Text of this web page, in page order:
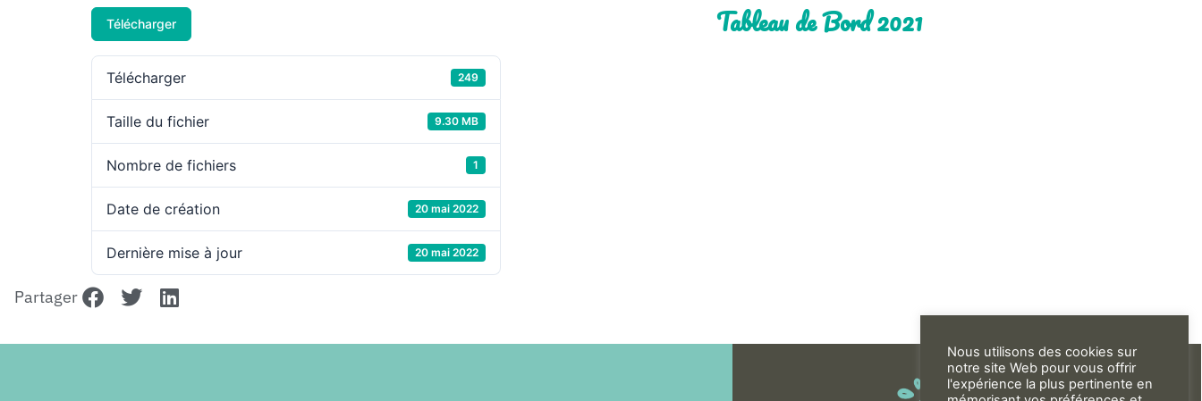
Télécharger
Télécharger 249
Taille du fichier 9.30 MB
Nombre de fichiers 1
Date de création 20 mai 2022
Dernière mise à jour 20 mai 2022
Tableau de Bord 2021
Partager
Nous utilisons des cookies sur
notre site Web pour vous offrir
l'expérience la plus pertinente en